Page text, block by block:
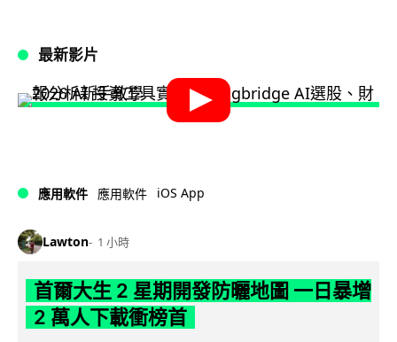
最新影片
應用軟件 應用軟件 iOS App
Lawton 1 小時
首爾大生 2 星期開發防曬地圖 一日暴增
2 萬人下載衝榜首